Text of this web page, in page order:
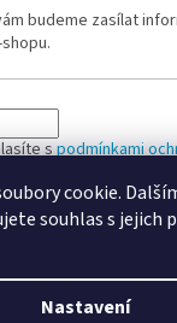
cookie.
souhlas s jejich
Nastavení
budeme zasílat
spodmínkami
Vytvořil Shoptet